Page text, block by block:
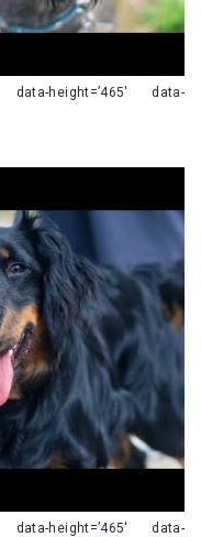
height=’465′ data-
height=’465′ data-